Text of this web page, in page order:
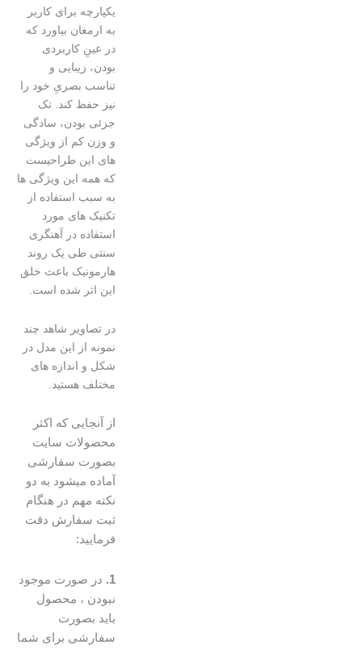
یکپارچه برای کاربر
به ارمغان بیاورد که
در عینِ کاربردی
بودن، زیبایی و
تناسب بصریِ خود را
نیز حفظ کند. تک
جزئی بودن، سادگی
و وزن کم از ویژگی
های این طراحیست
که همه این ویژگی ها
به سبب استفاده از
تکنیک های مورد
استفاده در آهنگری
سنتی طی یک روند
هارمونیک باعث خلق
این اثر شده است.
در تصاویر شاهد چند
نمونه از این مدل در
شکل و اندازه های
مختلف هستید.
از آنجایی که اکثر
محصولات سایت
بصورت سفارشی
آماده میشود به دو
نکته مهم در هنگام
ثبت سفارش دقت
فرمایید:
در صورت موجود
نبودن ، محصول
باید بصورت
سفارشی برای شما